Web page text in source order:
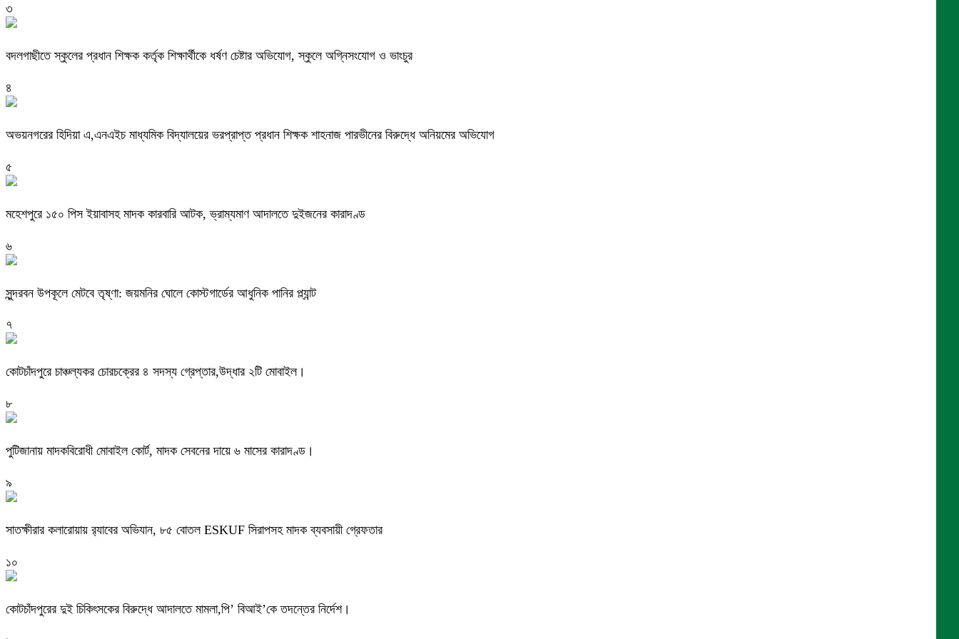
৩
বদলগাছীতে স্কুলের প্রধান শিক্ষক কর্তৃক শিক্ষার্থীকে ধর্ষণ চেষ্টার অভিযোগ, স্কুলে অগ্নিসংযোগ ও ভাংচুর
৪
অভয়নগরের হিদিয়া এ,এনএইচ মাধ্যমিক বিদ্যালয়ের ভরপ্রাপ্ত প্রধান শিক্ষক শাহনাজ পারভীনের বিরুদ্ধে অনিয়মের অভিযোগ
৫
মহেশপুরে ১৫০ পিস ইয়াবাসহ মাদক কারবারি আটক, ভ্রাম্যমাণ আদালতে দুইজনের কারাদণ্ড
৬
সুন্দরবন উপকূলে মেটবে তৃষ্ণা: জয়মনির ঘোলে কোস্টগার্ডের আধুনিক পানির প্ল্যান্ট
৭
কোটচাঁদপুরে চাঞ্চল্যকর চোরচক্রের ৪ সদস্য গ্রেপ্তার,উদ্ধার ২টি মোবাইল।
৮
পুটিজানায় মাদকবিরোধী মোবাইল কোর্ট, মাদক সেবনের দায়ে ৬ মাসের কারাদণ্ড।
৯
সাতক্ষীরার কলারোয়ায় র‍্যাবের অভিযান, ৮৫ বোতল ESKUF সিরাপসহ মাদক ব্যবসায়ী গ্রেফতার
১০
কোটচাঁদপুরের দুই চিকিৎসকের বিরুদ্ধে আদালতে মামলা,পি’ বিআই’কে তদন্তের নির্দেশ।